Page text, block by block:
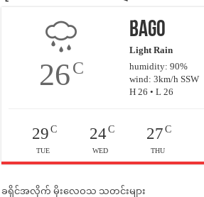
26C
Bago
Light Rain
humidity: 90%
wind: 3km/h SSW
H 26 • L 26
29C
TUE
24C
WED
27 C
THU
ခရိုင်အလိုက် မိုးလေဝသ သတင်းများ